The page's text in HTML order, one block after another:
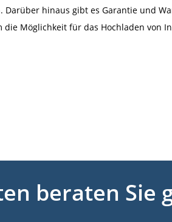
hinaus gibt es Garantie und
die Möglichkeit für das Hochladen von
beraten Sie